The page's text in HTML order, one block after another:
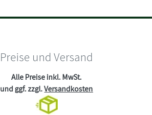
Preise und Versand
Alle Preise inkl. MwSt.
und ggf. zzgl.Versandkosten